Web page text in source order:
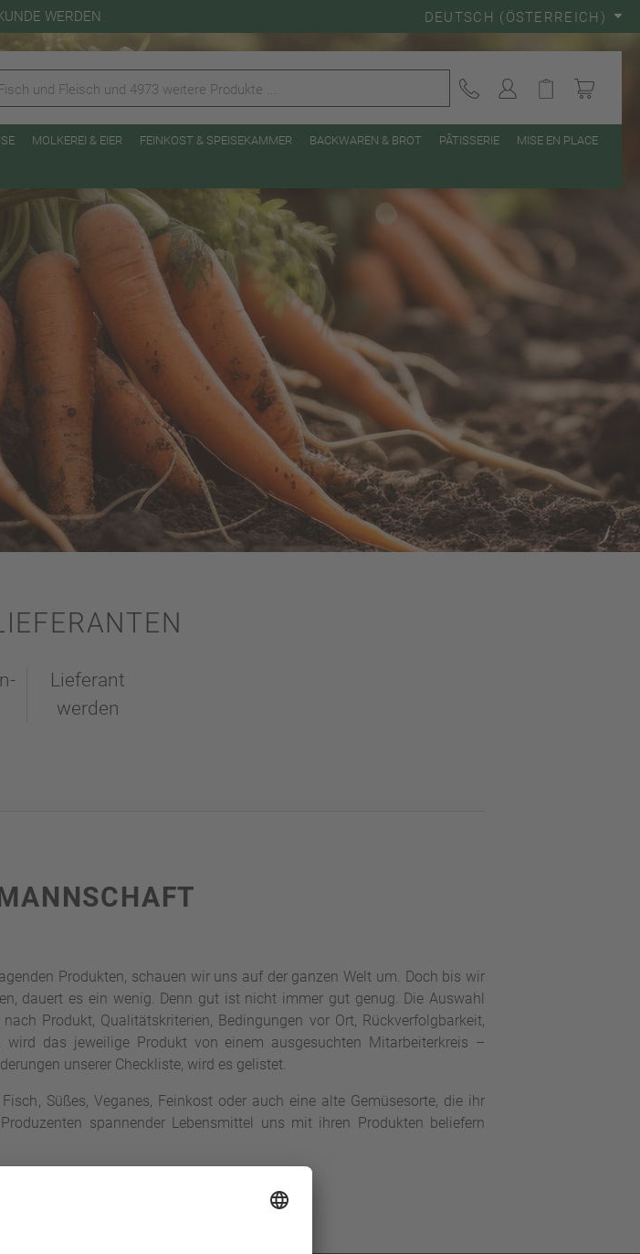
WERDEN DEUTSCH (ÖSTERREICH)
MOLKEREI & EIER FEINKOST & SPEISEKAMMER BACKWAREN & BROT PÂTISSERIE MISE EN PLACE
Lieferant
werden
Produkten, schauen wir uns auf der ganzen Welt um. Doch bis wir
dauert es ein wenig. Denn gut ist nicht immer gut genug. Die Auswahl
Produkt, Qualitätskriterien, Bedingungen vor Ort, Rückverfolgbarkeit,
das jeweilige Produkt von einem ausgesuchten Mitarbeiterkreis –
unserer Checkliste, wird es gelistet.
Süßes, Veganes, Feinkost oder auch eine alte Gemüsesorte, die ihr
spannender Lebensmittel uns mit ihren Produkten beliefern
unten.